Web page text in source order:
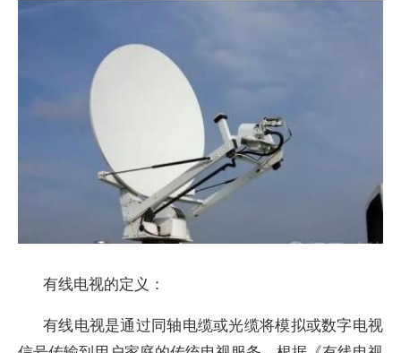
有线电视的定义：
有线电视是通过同轴电缆或光缆将模拟或数字电视